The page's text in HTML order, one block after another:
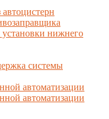
нижнего
системы
автоматизации
автоматизации